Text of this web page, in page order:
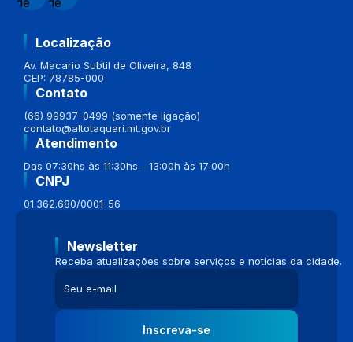
Localização
Av. Macario Subtil de Oliveira, 848
CEP: 78785-000
Contato
(66) 99937-0499 (somente ligação)
contato@altotaquari.mt.gov.br
Atendimento
Das 07:30hs às 11:30hs - 13:00h às 17:00h
CNPJ
01.362.680/0001-56
Newsletter
Receba atualizações sobre serviços e notícias da cidade.
Inscreva-se